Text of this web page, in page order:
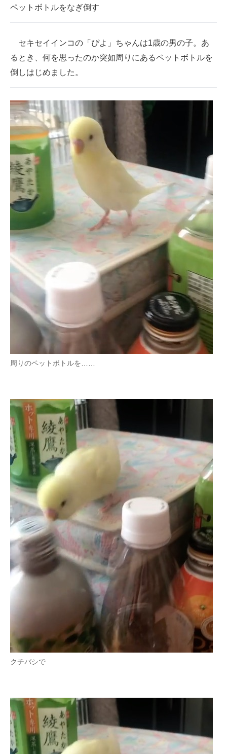
マーケ×ITの今がよく分かる
ITエンジニア向け専門サイト
IT製品の技術・比較・事例
製造業のIT導入・活用を支援
モノづくり技術者専門サイト
エレクトロニクス専門サイト
電子設計の基本と応用
エネルギーの専門メディア
建設×テクノロジーの最前線
ちょっと気になるネットの話題
ペットボトルをなぎ倒す
セキセイインコの「ぴよ」ちゃんは1歳の男の子。あ
るとき、何を思ったのか突如周りにあるペットボトルを
倒しはじめました。
周りのペットボトルを……
クチバシで